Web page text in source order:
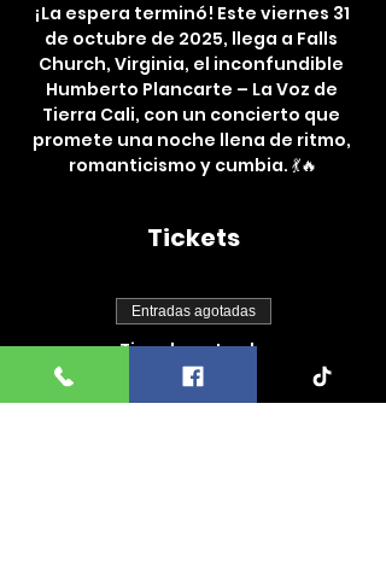
¡La espera terminó! Este viernes 31
de octubre de 2025, llega a Falls
Church, Virginia, el inconfundible
Humberto Plancarte – La Voz de
Tierra Cali, con un concierto que
promete una noche llena de ritmo,
romanticismo y cumbia. 💃🔥
Tickets
Entradas agotadas
Tipo de entrada
Entrada general